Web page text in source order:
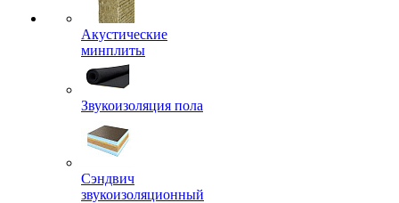
Акустические
минплиты
Звукоизоляция пола
Сэндвич
звукоизоляционный